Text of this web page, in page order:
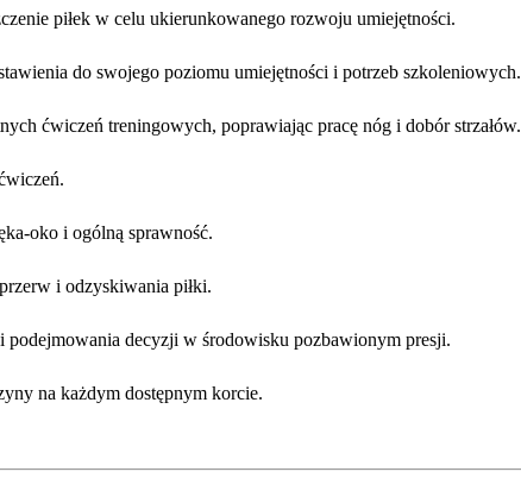
piłek w celu ukierunkowanego rozwoju umiejętności.
do swojego poziomu umiejętności i potrzeb szkoleniowych.
ćwiczeń treningowych, poprawiając pracę nóg i dobór strzałów.
oko i ogólną sprawność.
i odzyskiwania piłki.
podejmowania decyzji w środowisku pozbawionym presji.
na każdym dostępnym korcie.